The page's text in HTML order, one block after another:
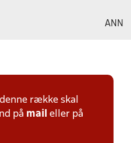
ANN
række skal
på mail eller på